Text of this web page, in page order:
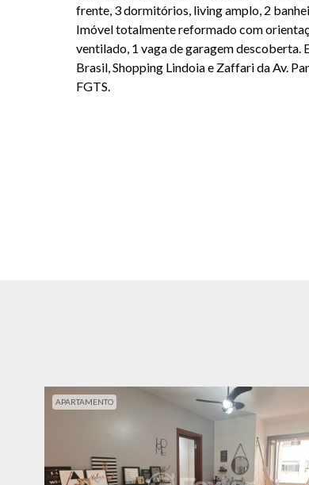
frente, 3 dormitórios, living amplo, 2
Imóvel totalmente reformado com
ventilado, 1 vaga de garagem descoberta.
Brasil, Shopping Lindoia e Zaffari da Av.
FGTS.
APARTAMENTO